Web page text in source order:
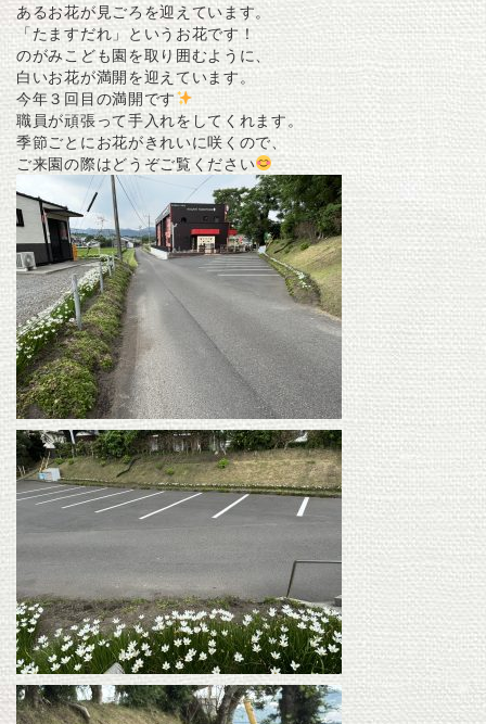
あるお花が見ごろを迎えています。
「たますだれ」というお花です！
のがみこども園を取り囲むように、
白いお花が満開を迎えています。
今年３回目の満開です
職員が頑張って手入れをしてくれます。
季節ごとにお花がきれいに咲くので、
ご来園の際はどうぞご覧ください